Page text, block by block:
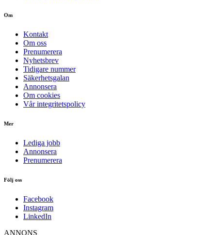
Om
Kontakt
Om oss
Prenumerera
Nyhetsbrev
Tidigare nummer
Säkerhetsgalan
Annonsera
Om cookies
Vår integritetspolicy
Mer
Lediga jobb
Annonsera
Prenumerera
Följ oss
Facebook
Instagram
LinkedIn
ANNONS